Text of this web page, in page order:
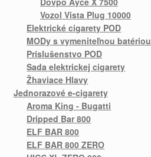
Vozol Vista Plug 10000
Elektrické cigarety POD
MODy s vymeniteľnou batériou
Príslušenstvo POD
Sada elektrickej cigarety
Žhaviace Hlavy
Jednorazové e-cigarety
Aroma King - Bugatti
Dripped Bar 800
ELF BAR 800
ELF BAR 800 ZERO